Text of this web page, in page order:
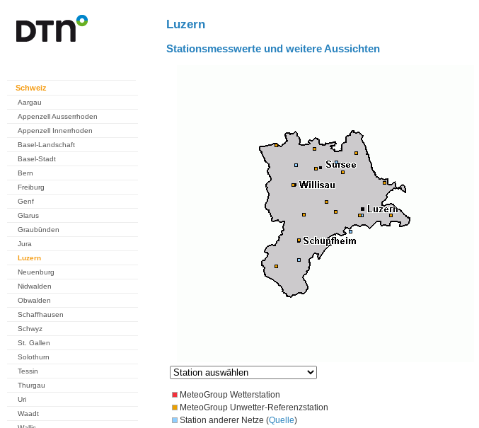
Schweiz
Aargau
Appenzell Ausserrhoden
Appenzell Innerrhoden
Basel-Landschaft
Basel-Stadt
Bern
Freiburg
Genf
Glarus
Graubünden
Jura
Luzern
Neuenburg
Nidwalden
Obwalden
Schaffhausen
Schwyz
St. Gallen
Solothurn
Tessin
Thurgau
Uri
Waadt
Luzern
Stationsmesswerte und weitere Aussichten
MeteoGroup Wetterstation
MeteoGroup Unwetter-Referenzstation
Station anderer Netze (Quelle)